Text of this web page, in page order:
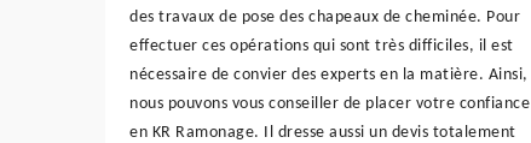
des travaux de pose des chapeaux de cheminée. Pour
effectuer ces opérations qui sont très difficiles, il est
nécessaire de convier des experts en la matière. Ainsi,
nous pouvons vous conseiller de placer votre confiance
en KR Ramonage. Il dresse aussi un devis totalement